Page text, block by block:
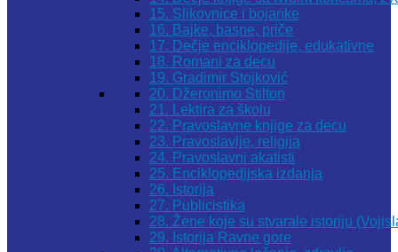
15. Slikovnice i bojanke
16. Bajke, basne, priče
17. Dečje enciklopedije, edukativne
18. Romani za decu
19. Gradimir Stojković
20. Džeronimo Stilton
21. Lektira za školu
22. Pravoslavne knjige za decu
23. Pravoslavlje, religija
24. Pravoslavni akatisti
25. Enciklopedijska izdanja
26. Istorija
27. Publicistika
28. Žene koje su stvarale istoriju
29. Istorija Ravne gore